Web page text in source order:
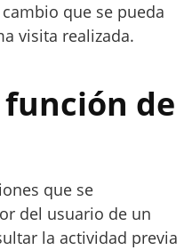
que se pueda
visita realizada.
de
que se
del usuario de un
la actividad previa